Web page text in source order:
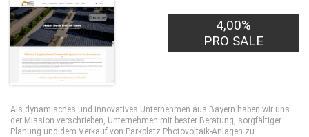
4,00%
PRO SALE
Als dynamisches und innovatives Unternehmen aus Bayern haben wir uns
der Mission verschrieben, Unternehmen mit bester Beratung, sorgfältiger
Planung und dem Verkauf von Parkplatz Photovoltaik-Anlagen zu